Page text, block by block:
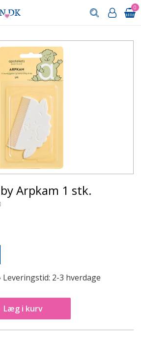
0
Arpkam 1 stk.
Læg i kurv
Leveringstid: 2-3 hverdage